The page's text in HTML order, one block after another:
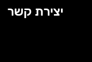
יצירת קשר